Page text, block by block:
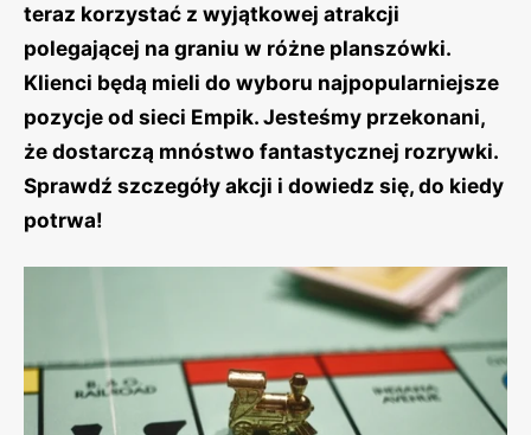
teraz korzystać z wyjątkowej atrakcji
polegającej na graniu w różne planszówki.
Klienci będą mieli do wyboru najpopularniejsze
pozycje od sieci Empik. Jesteśmy przekonani,
że dostarczą mnóstwo fantastycznej rozrywki.
Sprawdź szczegóły akcji i dowiedz się, do kiedy
potrwa!